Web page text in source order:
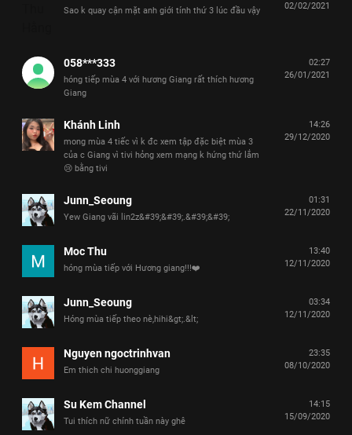
Sao k quay cận mặt anh giới tính thứ 3 lúc đầu vậy 02/02/2021
058***333
hóng tiếp mùa 4 với hương Giang rất thích hương
Giang
02:27
26/01/2021
Khánh Linh
mong mùa 4 tiếc vì k đc xem tập đặc biệt mùa 3
của c Giang vì tivi hỏng xem mạng k hứng thứ lắm
😢 bằng tivi
14:26
29/12/2020
Junn_Seoung
Yew Giang vãi lin2z&#39;&#39;.&#39;&#39;
01:31
22/11/2020
Moc Thu
hóng mùa tiếp với Hương giang!!!❤️
13:40
12/11/2020
Junn_Seoung
Hóng mùa tiếp theo nè,hihi&gt;.&lt;
03:34
12/11/2020
Nguyen ngoctrinhvan
Em thich chi huonggiang
23:35
08/10/2020
Su Kem Channel
Tui thích nữ chính tuần này ghê
14:15
15/09/2020